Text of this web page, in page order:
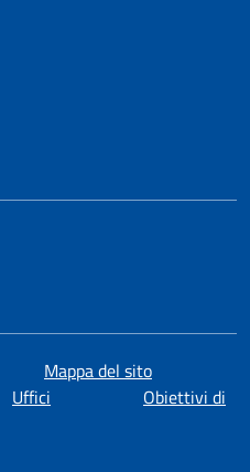
Mappa del sito
Uffici
Obiettivi di